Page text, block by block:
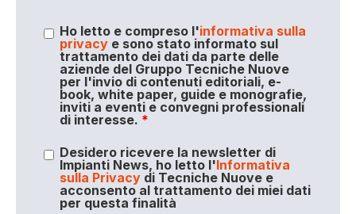
Ho letto e compreso l'informativa sulla
privacye sono stato informato sul
trattamento dei dati da parte delle
aziende del Gruppo Tecniche Nuove
per l'invio di contenuti editoriali, e-
book, white paper, guide e monografie,
inviti a eventi e convegni professionali
di interesse. *
Desidero ricevere la newsletter di
Impianti News, ho letto l'Informativa
sulla Privacydi Tecniche Nuove e
acconsento al trattamento dei miei dati
per questa finalità